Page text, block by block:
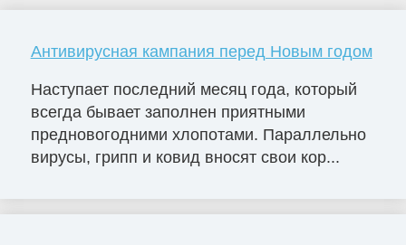
Антивирусная кампания перед Новым годом
Наступает последний месяц года, который
всегда бывает заполнен приятными
предновогодними хлопотами. Параллельно
вирусы, грипп и ковид вносят свои кор...